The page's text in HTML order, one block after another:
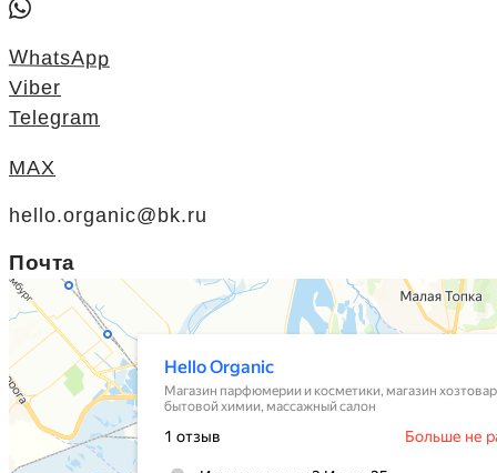
WhatsApp
Viber
Telegram
MAX
hello.organic@bk.ru
Почта